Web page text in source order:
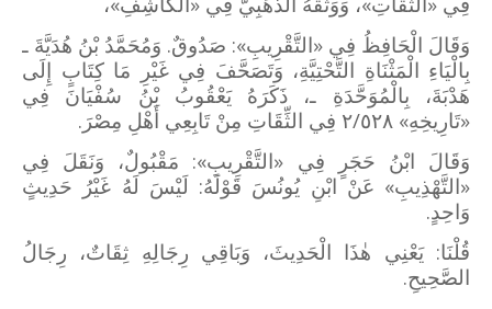
وَقَالَ الْحَافِظُ فِي «التَّقْرِيبِ»: صَدُوقٌ. وَمُحَمَّدُ بْنُ هُدَيَّةَ ـ
بِالْيَاءِ الْمَثْنَاةِ التَّحْتِيَّةِ، وَتَصَحَّفَ فِي غَيْرِ مَا كِتَابٍ إِلَى
هَدْبَةَ، بِالْمُوَحَّدَةِ ـ، ذَكَرَهُ يَعْقُوبُ بْنُ سُفْيَانَ فِي
«تَارِيخِهِ» ٢/٥٢٨ فِي الثِّقَاتِ مِنْ تَابِعِي أَهْلِ مِصْرَ.
وَقَالَ ابْنُ حَجَرٍ فِي «التَّقْرِيبِ»: مَقْبُولٌ، وَنَقَلَ فِي
«التَّهْذِيبِ» عَنْ ابْنِ يُونُسَ قَوْلَهُ: لَيْسَ لَهُ غَيْرُ حَدِيثٍ
وَاحِدٍ.
قُلْنَا: يَعْنِي هٰذَا الْحَدِيثَ، وَبَاقِي رِجَالِهِ ثِقَاتٌ، رِجَالُ
الصَّحِيحِ.